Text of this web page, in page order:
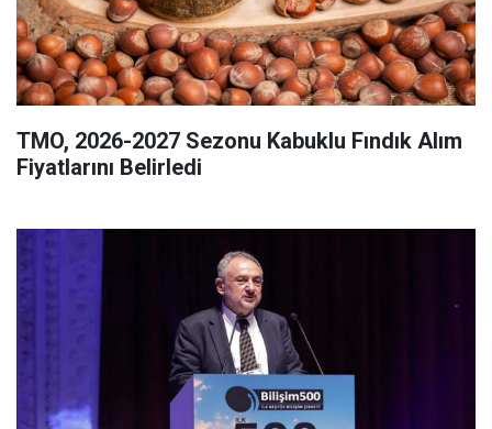
TMO, 2026-2027 Sezonu Kabuklu Fındık Alım
Fiyatlarını Belirledi